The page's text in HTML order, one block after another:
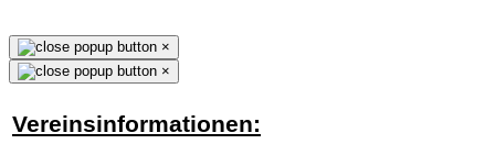
×
×
Vereinsinformationen: